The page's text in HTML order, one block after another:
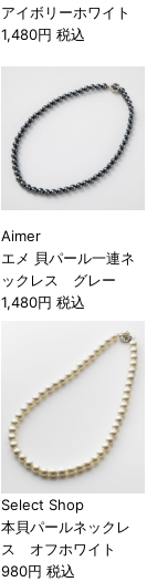
アイボリーホワイト
1,480円 税込
Aimer
エメ 貝パール一連ネ
ックレス グレー
1,480円 税込
Select Shop
本貝パールネックレ
ス オフホワイト
980円 税込